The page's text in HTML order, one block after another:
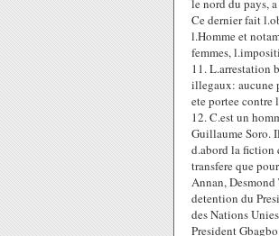
le nord du pays,
Ce dernier fait
l.Homme et
femmes,
11. L.arrestation
illegaux: aucune
ete portee
12. C.est un
Guillaume Soro.
d.abord la fiction
transfere que
Annan,
detention du
des Nations
President